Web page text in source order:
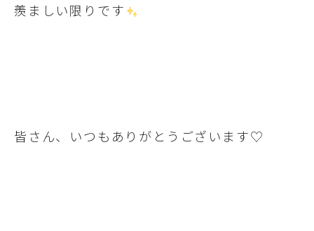
羨ましい限りです
皆さん、いつもありがとうございます♡